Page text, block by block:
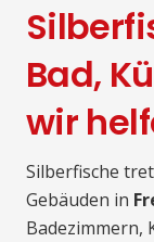
Bad,
wir
Silberfische
Gebäuden in
Badezimmern,